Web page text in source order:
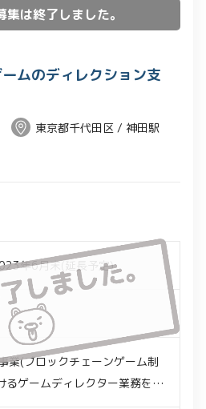
集は終了しました。
ムのディレクション支
東京都千代田区 / 神田駅
年6月末(延長予定)
業(ブロックチェーンゲーム制
るゲームディレクター業務を担